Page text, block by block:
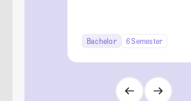
Bachelor 6 Semester